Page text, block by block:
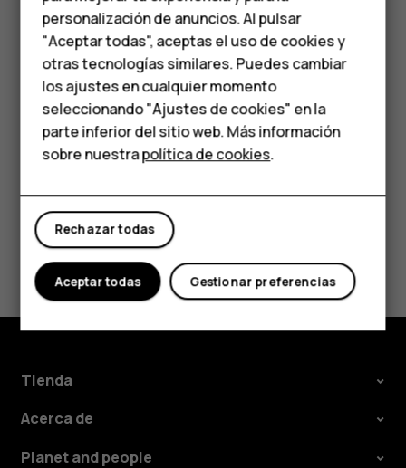
Accesorios
HMD Terra M
Para empresas
Tabletas
Tienda
Mi cuenta
consumo de datos, toque
Ajustes >
Internet> Uso de datos
Detener la itinerancia de datos
ToqueAjustes>Redes e Internet>Redes móviles
cambieItinerancia a desactivado.
¿Te ha parecido útil?
Sí No
Tienda
Acerca de
Planet and people
personalización de anuncios. Al pulsar
"Aceptar todas", aceptas el uso de cookies y
otras tecnologías similares. Puedes cambiar
los ajustes en cualquier momento
seleccionando "Ajustes de cookies" en la
parte inferior del sitio web. Más información
sobre nuestrapolítica de cookies.
Rechazar todas
Gestionar preferencias
Aceptar todas